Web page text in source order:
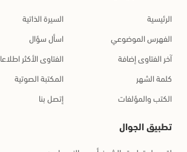
الرئيسية
السيرة الذاتية
الفهرس الموضوعي
اسأل سؤال
آخر الفتاوى إضافة
الفتاوى الأكثر اطلاعا
كلمة الشهر
المكتبة الصوتية
الكتب والمؤلفات
إتصل بنا
تطبيق الجوال